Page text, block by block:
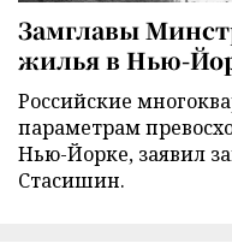
Замглавы
жилья в Нью-
Российские
параметрам
Нью-Йорке, заявил
Стасишин.